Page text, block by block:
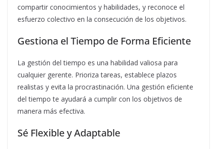
compartir conocimientos y habilidades, y reconoce el
esfuerzo colectivo en la consecución de los objetivos.
Gestiona el Tiempo de Forma Eficiente
La gestión del tiempo es una habilidad valiosa para
cualquier gerente. Prioriza tareas, establece plazos
realistas y evita la procrastinación. Una gestión eficiente
del tiempo te ayudará a cumplir con los objetivos de
manera más efectiva.
Sé Flexible y Adaptable